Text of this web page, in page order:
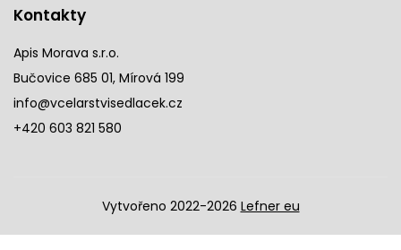
Kontakty
Apis Morava s.r.o.
Bučovice 685 01, Mírová 199
info@vcelarstvisedlacek.cz
+420 603 821 580
Vytvořeno 2022-2026 Lefner eu